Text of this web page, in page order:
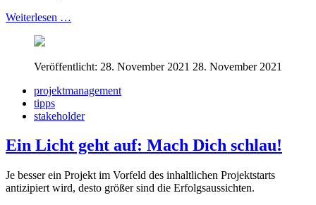
Weiterlesen …
Veröffentlicht: 28. November 2021 28. November 2021
projektmanagement
tipps
stakeholder
Ein Licht geht auf: Mach Dich schlau!
Je besser ein Projekt im Vorfeld des inhaltlichen Projektstarts
antizipiert wird, desto größer sind die Erfolgsaussichten.